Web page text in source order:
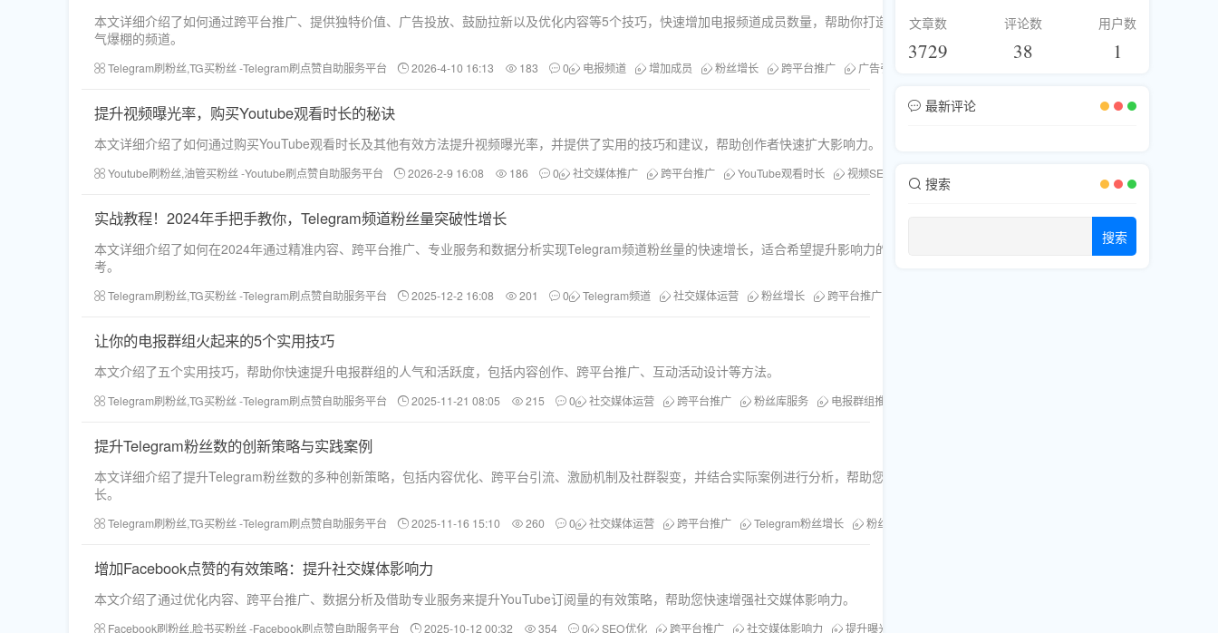
本文详细介绍了如何通过跨平台推广、提供独特价值、广告投放、鼓励拉新以及优化内容等5个技巧，快速增加电报频道成员数量，帮助你打造人
气爆棚的频道。
Telegram刷粉丝,TG买粉丝 -Telegram刷点赞自助服务平台 2026-4-10 16:13 183 0 电报频道 增加成员 粉丝增长 跨平台推广 广告引流
提升视频曝光率，购买Youtube观看时长的秘诀
本文详细介绍了如何通过购买YouTube观看时长及其他有效方法提升视频曝光率，并提供了实用的技巧和建议，帮助创作者快速扩大影响力。
Youtube刷粉丝,油管买粉丝 -Youtube刷点赞自助服务平台 2026-2-9 16:08 186 0 社交媒体推广 跨平台推广 YouTube观看时长 视频SEO优化
实战教程！2024年手把手教你，Telegram频道粉丝量突破性增长
本文详细介绍了如何在2024年通过精准内容、跨平台推广、专业服务和数据分析实现Telegram频道粉丝量的快速增长，适合希望提升影响力的运营者参
考。
Telegram刷粉丝,TG买粉丝 -Telegram刷点赞自助服务平台 2025-12-2 16:08 201 0 Telegram频道 社交媒体运营 粉丝增长 跨平台推广
让你的电报群组火起来的5个实用技巧
本文介绍了五个实用技巧，帮助你快速提升电报群组的人气和活跃度，包括内容创作、跨平台推广、互动活动设计等方法。
Telegram刷粉丝,TG买粉丝 -Telegram刷点赞自助服务平台 2025-11-21 08:05 215 0 社交媒体运营 跨平台推广 粉丝库服务 电报群组推广
提升Telegram粉丝数的创新策略与实践案例
本文详细介绍了提升Telegram粉丝数的多种创新策略，包括内容优化、跨平台引流、激励机制及社群裂变，并结合实际案例进行分析，帮助您快速实现粉丝增
长。
Telegram刷粉丝,TG买粉丝 -Telegram刷点赞自助服务平台 2025-11-16 15:10 260 0 社交媒体运营 跨平台推广 Telegram粉丝增长 粉丝库服务
增加Facebook点赞的有效策略：提升社交媒体影响力
本文介绍了通过优化内容、跨平台推广、数据分析及借助专业服务来提升YouTube订阅量的有效策略，帮助您快速增强社交媒体影响力。
Facebook刷粉丝,脸书买粉丝 -Facebook刷点赞自助服务平台 2025-10-12 00:32 354 0 SEO优化 跨平台推广 社交媒体影响力 提升曝光率
文章数
3729
评论数
38
用户数
1
最新评论
搜索
搜索